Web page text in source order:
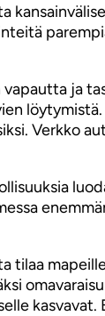
vapautta ja
Verkko
tilaa